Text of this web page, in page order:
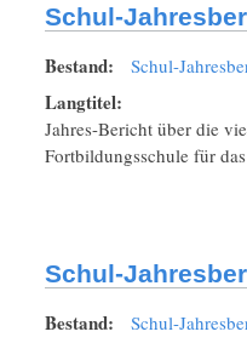
Schul-
Bestand: Schul-
Langtitel:
Jahres-Bericht über die
Fortbildungsschule für
Schul-
Bestand: Schul-